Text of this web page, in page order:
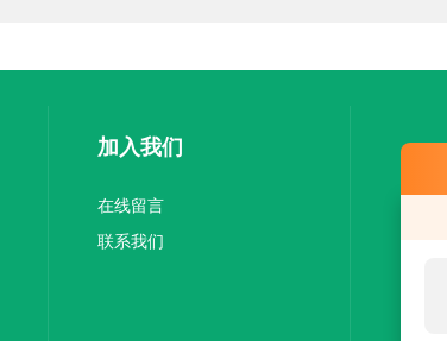
加入我们
在线留言
联系我们